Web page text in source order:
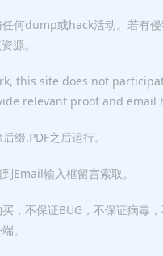
何dump或hack活动。若有
源。
this site does not
relevant proof and
缀.PDF之后运行。
Email输入框留言索取。
，不保证BUG，不保证病毒
。